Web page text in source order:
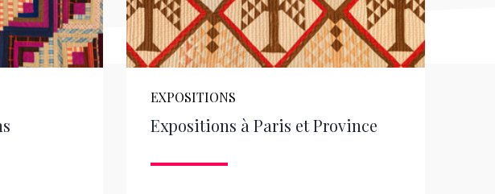
EXPOSITIONS
Expositions à Paris et Province